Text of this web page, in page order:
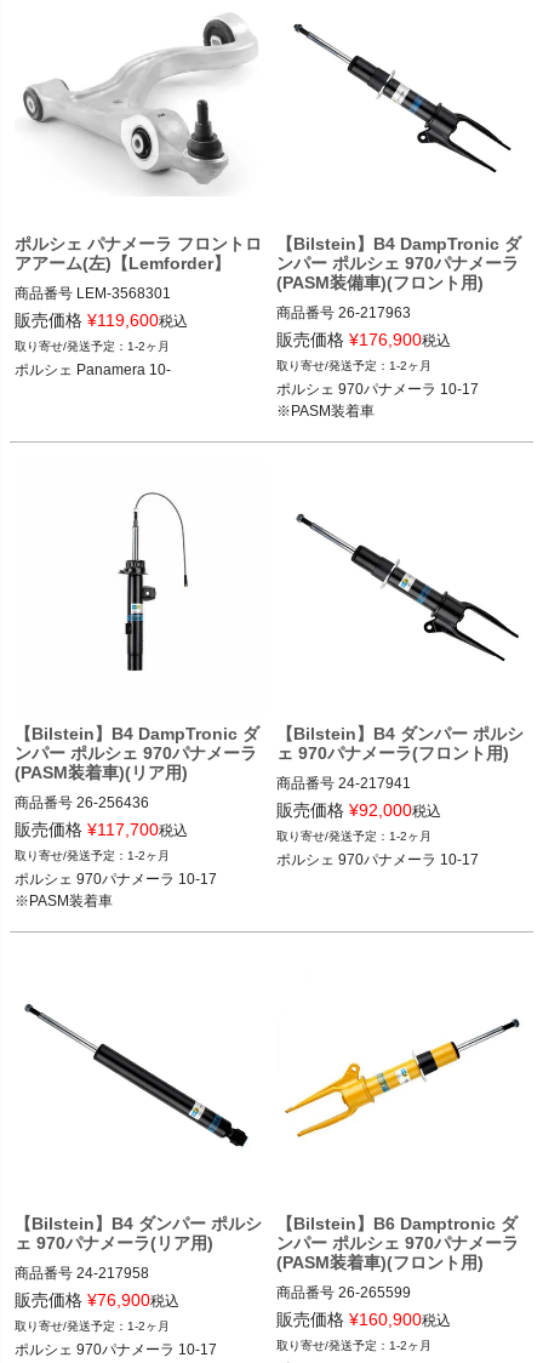
ポルシェ パナメーラ フロントロ
アアーム(左)【Lemforder】
商品番号 LEM-3568301
LEM-3568301
純正品番：97034105304, 970341053
03
販売価格 ¥119,600税込
1-2ヶ月
ポルシェ Panamera 10-
【Bilstein】B4 DampTronic ダ
ンパー ポルシェ 970パナメーラ
(PASM装備車)(フロント用)
商品番号 26-217963
26-217963
ポルシェ 970パナメーラ 10-17
2T14：bil26-217963
販売価格 ¥176,900税込
1-2ヶ月
ポルシェ 970パナメーラ 10-17
※PASM装着車
【Bilstein】B4 DampTronic ダ
ンパー ポルシェ 970パナメーラ
(PASM装着車)(リア用)
商品番号 26-256436
26-256436
ポルシェ 970パナメーラ 10-17
2T14：bil26-256436
販売価格 ¥117,700税込
1-2ヶ月
ポルシェ 970パナメーラ 10-17
※PASM装着車
【Bilstein】B4 ダンパー ポルシ
ェ 970パナメーラ(フロント用)
商品番号 24-217941
24-217941
ポルシェ 970パナメーラ 10-17
2T14：bil24-217941
販売価格 ¥92,000税込
1-2ヶ月
ポルシェ 970パナメーラ 10-17
【Bilstein】B4 ダンパー ポルシ
ェ 970パナメーラ(リア用)
商品番号 24-217958
24-217958
ポルシェ 970パナメーラ 10-17
販売価格 ¥76,900税込
1-2ヶ月
ポルシェ 970パナメーラ 10-17
【Bilstein】B6 Damptronic ダ
ンパー ポルシェ 970パナメーラ
(PASM装着車)(フロント用)
商品番号 26-265599
26-265599
ポルシェ 970パナメーラ 10-17
販売価格 ¥160,900税込
1-2ヶ月